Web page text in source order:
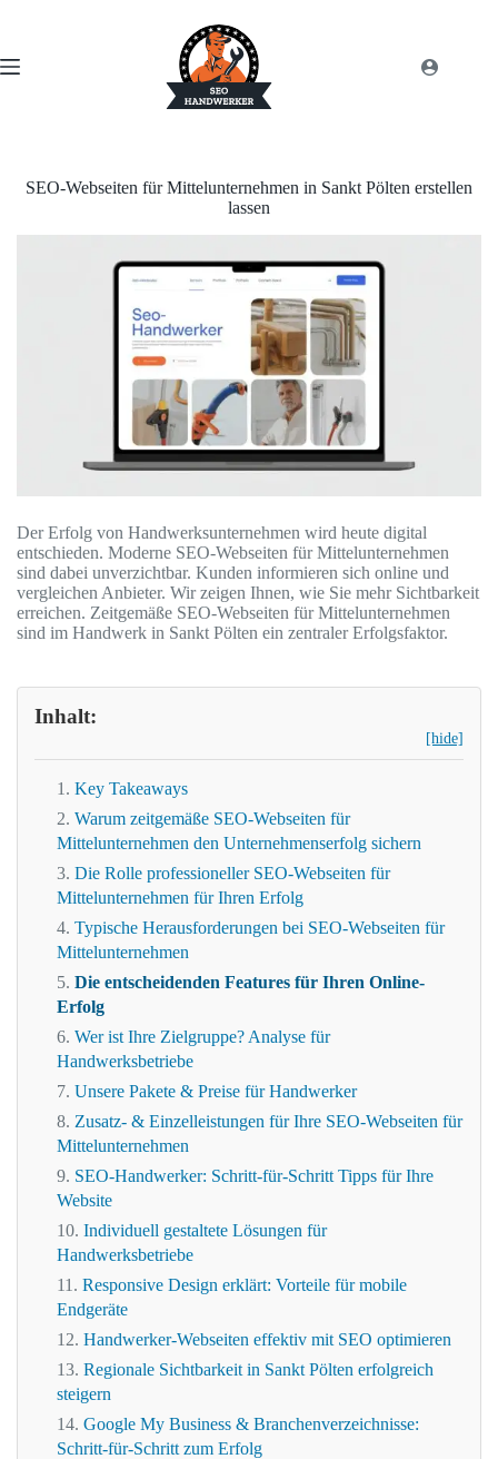
SEO-Webseiten für Mittelunternehmen in Sankt Pölten erstellen
lassen
Der Erfolg von Handwerksunternehmen wird heute digital
entschieden. Moderne SEO-Webseiten für Mittelunternehmen
sind dabei unverzichtbar. Kunden informieren sich online und
vergleichen Anbieter. Wir zeigen Ihnen, wie Sie mehr Sichtbarkeit
erreichen. Zeitgemäße SEO-Webseiten für Mittelunternehmen
sind im Handwerk in Sankt Pölten ein zentraler Erfolgsfaktor.
Inhalt:
[hide]
Key Takeaways
Warum zeitgemäße SEO-Webseiten für
Mittelunternehmen den Unternehmenserfolg sichern
Die Rolle professioneller SEO-Webseiten für
Mittelunternehmen für Ihren Erfolg
Typische Herausforderungen bei SEO-Webseiten für
Mittelunternehmen
Die entscheidenden Features für Ihren Online-
Erfolg
Wer ist Ihre Zielgruppe? Analyse für
Handwerksbetriebe
Unsere Pakete & Preise für Handwerker
Zusatz- & Einzelleistungen für Ihre SEO-Webseiten für
Mittelunternehmen
SEO-Handwerker: Schritt-für-Schritt Tipps für Ihre
Website
Individuell gestaltete Lösungen für
Handwerksbetriebe
Responsive Design erklärt: Vorteile für mobile
Endgeräte
Handwerker-Webseiten effektiv mit SEO optimieren
Regionale Sichtbarkeit in Sankt Pölten erfolgreich
steigern
Google My Business & Branchenverzeichnisse:
Schritt-für-Schritt zum Erfolg